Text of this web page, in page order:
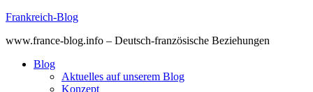
Skip
content
Frankreich-Blog
www.france-blog.info – Deutsch-französische Beziehungen
Blog
Aktuelles auf unserem Blog
Konzept